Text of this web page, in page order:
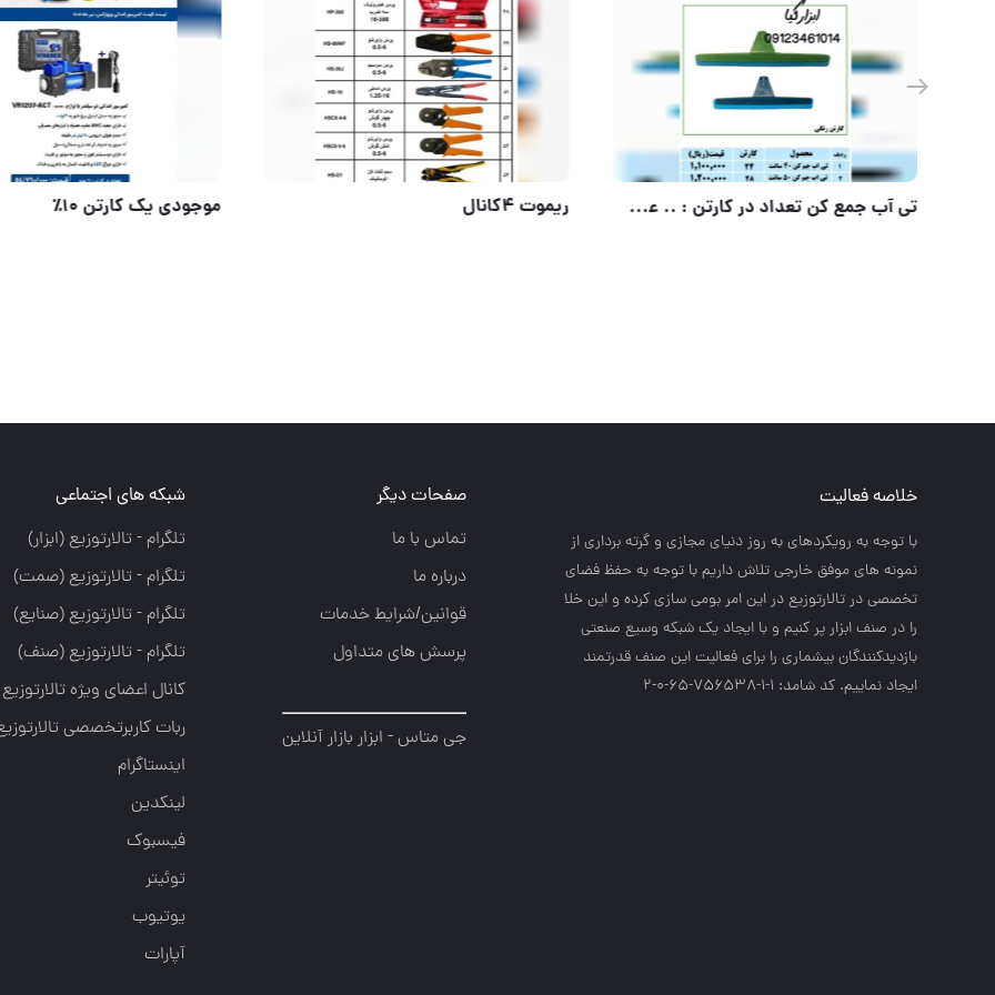
جعبه بکس فشارقوی 27 پارچه ریموت 4کانال
خلاصه فعالیت
با توجه به رويكردهاي به روز دنياي مجازي و گرته برداري از
نمونه هاي موفق خارجي تلاش داريم با توجه به حفظ فضاي
تخصصي در تالارتوزيع در اين امر بومي سازي كرده و اين خلا
را در صنف ابزار پر كنيم و با ايجاد يك شبكه وسيع صنعتي
بازديدكنندگان بيشماري را براي فعاليت اين صنف قدرتمند
ايجاد نماييم. کد شامد: 1-1-756538-65-0-2
صفحات دیگر
تماس با ما
درباره ما
قوانین/شرایط خدمات
پرسش های متداول
جی متاس - ابزار بازار آنلاین
شبکه های اجتماعی
تلگرام - تالارتوزيع (ابزار)
تلگرام - تالارتوزيع (صمت)
تلگرام - تالارتوزيع (صنايع)
تلگرام - تالارتوزیع (صنف)
کانال اعضای ویژه تالارتوزیع
ربات کاربرتخصصی
اینستاگرام
لینکدین
فیسبوک
توئیتر
یوتیوب
آپارات